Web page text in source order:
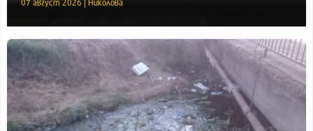
07 август 2026 | Николова